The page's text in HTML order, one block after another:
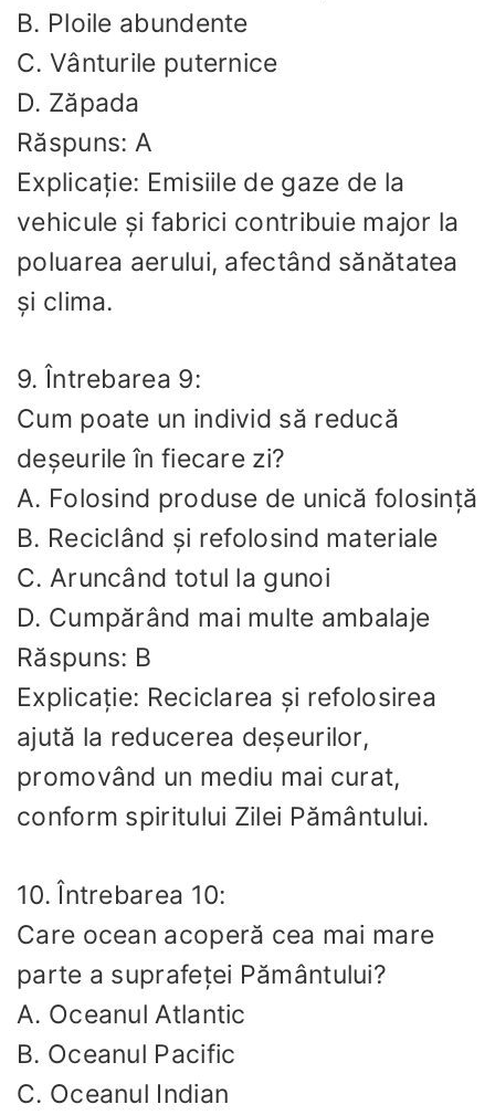
B. Ploile abundente
C. Vânturile puternice
D. Zăpada
Răspuns: A
Explicație: Emisiile de gaze de la
vehicule și fabrici contribuie major la
poluarea aerului, afectând sănătatea
și clima.
9. Întrebarea 9:
Cum poate un individ să reducă
deșeurile în fiecare zi?
A. Folosind produse de unică folosință
B. Reciclând și refolosind materiale
C. Aruncând totul la gunoi
D. Cumpărând mai multe ambalaje
Răspuns: B
Explicație: Reciclarea și refolosirea
ajută la reducerea deșeurilor,
promovând un mediu mai curat,
conform spiritului Zilei Pământului.
10. Întrebarea 10:
Care ocean acoperă cea mai mare
parte a suprafeței Pământului?
A. Oceanul Atlantic
B. Oceanul Pacific
C. Oceanul Indian